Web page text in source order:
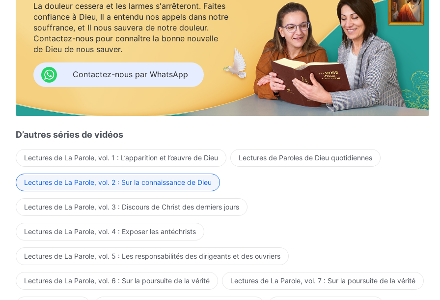
La douleur cessera et les larmes s'arrêteront. Faites
confiance à Dieu, Il a entendu nos appels dans notre
souffrance, et Il nous sauvera de notre douleur.
Contactez-nous pour connaître la bonne nouvelle
de Dieu de nous sauver.
Contactez-nous par WhatsApp
D’autres séries de vidéos
Lectures de La Parole, vol. 1 : L’apparition et l’œuvre de Dieu Lectures de Paroles de Dieu quotidiennes
Lectures de La Parole, vol. 2 : Sur la connaissance de Dieu
Lectures de La Parole, vol. 3 : Discours de Christ des derniers jours
Lectures de La Parole, vol. 4 : Exposer les antéchrists
Lectures de La Parole, vol. 5 : Les responsabilités des dirigeants et des ouvriers
Lectures de La Parole, vol. 6 : Sur la poursuite de la vérité Lectures de La Parole, vol. 7 : Sur la poursuite de la vérité